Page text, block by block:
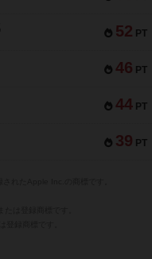
52 PT
46 PT
44 PT
39 PT